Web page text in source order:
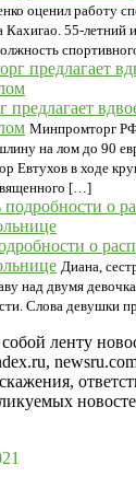
оценил работу
Кахигао. 55-летний
Минпромторг РФ
на лом до 90
Евтухов в ходе
[…]
о
Диана,
над двумя
Слова девушки
ленту